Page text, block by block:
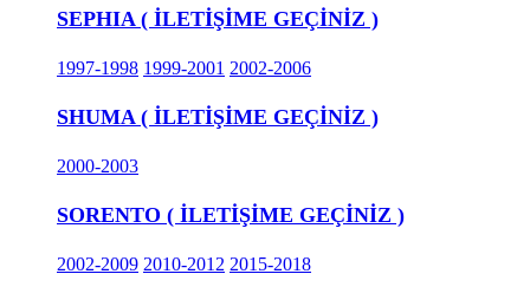
SEPHIA ( İLETİŞİME GEÇİNİZ )
1997-1998 1999-2001 2002-2006
SHUMA ( İLETİŞİME GEÇİNİZ )
2000-2003
SORENTO ( İLETİŞİME GEÇİNİZ )
2002-2009 2010-2012 2015-2018